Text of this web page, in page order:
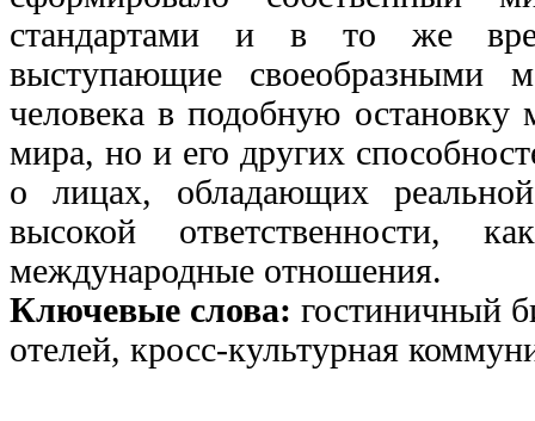
стандартами и в то же
выступающие своеобразными
человека в подобную
мира, но и его других
о лицах, обладающих
высокой ответственности,
международные отношения.
Ключевые слова: гостиничный
отелей, кросс-культурная